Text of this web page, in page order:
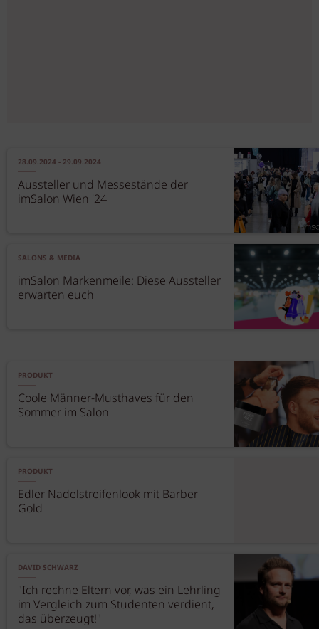
28.09.2024 - 29.09.2024
Aussteller und Messestände der
imSalon Wien '24
SALONS & MEDIA
imSalon Markenmeile: Diese Aussteller
erwarten euch
PRODUKT
Coole Männer-Musthaves für den
Sommer im Salon
PRODUKT
Edler Nadelstreifenlook mit Barber
Gold
DAVID SCHWARZ
"Ich rechne Eltern vor, was ein Lehrling
im Vergleich zum Studenten verdient,
das überzeugt!"